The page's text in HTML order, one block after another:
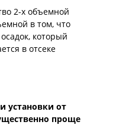
2-х объемной
в том, что
который
в отсеке
установки от
проще